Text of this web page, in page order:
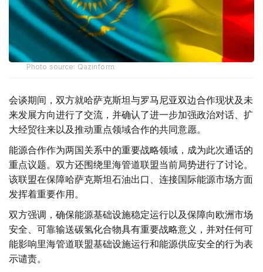
Photo source: Qazinform
会谈期间，双方就哈萨克斯坦与罗马尼亚双边合作现状及未
来发展方向进行了交流，并确认了进一步加强政治对话、扩
大经贸往来以及推动重点领域合作的共同意愿。
能源合作作为两国关系中的重要战略领域，成为此次通话的
重点议题。双方还围绕里海管道联盟当前局势进行了讨论。
该联盟在保障哈萨克斯坦石油出口、连接国际能源市场方面
发挥着重要作用。
双方强调，确保能源基础设施稳定运行以及保障向欧洲市场
安全、可靠输送碳氢化合物具有重要战略意义，并对任何可
能影响里海管道联盟基础设施运行和能源供应安全的行为表
示谴责。